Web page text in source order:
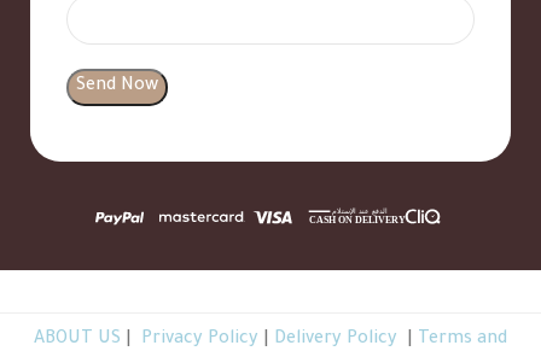
ABOUT US Privacy Policy Delivery Policy
Terms and